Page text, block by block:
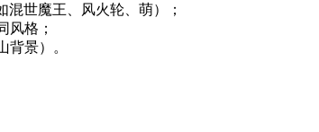
世魔王、风火轮、萌）；
风格；
景）。